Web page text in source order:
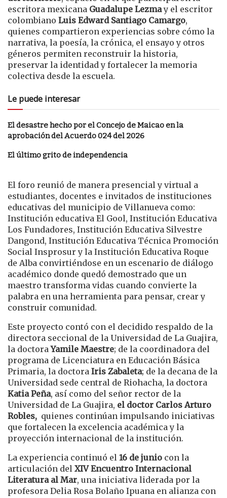
escritora mexicana Guadalupe Lezmay el escritor
colombiano Luis Edward Santiago Camargo,
quienes compartieron experiencias sobre cómo la
narrativa, la poesía, la crónica, el ensayo y otros
géneros permiten reconstruir la historia,
preservar la identidad y fortalecer la memoria
colectiva desde la escuela.
Le puede interesar
El desastre hecho por el Concejo de Maicao en la
aprobación del Acuerdo 024 del 2026
El último grito de independencia
El foro reunió de manera presencial y virtual a
estudiantes, docentes e invitados de instituciones
educativas del municipio de Villanueva como:
Institución educativa El Gool, Institución Educativa
Los Fundadores, Institución Educativa Silvestre
Dangond, Institución Educativa Técnica Promoción
Social Insprosur y la Institución Educativa Roque
de Alba convirtiéndose en un escenario de diálogo
académico donde quedó demostrado que un
maestro transforma vidas cuando convierte la
palabra en una herramienta para pensar, crear y
construir comunidad.
Este proyecto contó con el decidido respaldo de la
directora seccional de la Universidad de La Guajira,
la doctoraYamile Maestre; de la coordinadora del
programa de Licenciatura en Educación Básica
Primaria, la doctora Iris Zabaleta; de la decana de la
Universidad sede central de Riohacha, la doctora
Katia Peña, así como del señor rector de la
Universidad de La Guajira, el doctor Carlos Arturo
Robles, quienes continúan impulsando iniciativas
que fortalecen la excelencia académica y la
proyección internacional de la institución.
La experiencia continuó el 16 de junio con la
articulación del XIV Encuentro Internacional
Literatura al Mar, una iniciativa liderada por la
profesora Delia Rosa Bolaño Ipuana en alianza con